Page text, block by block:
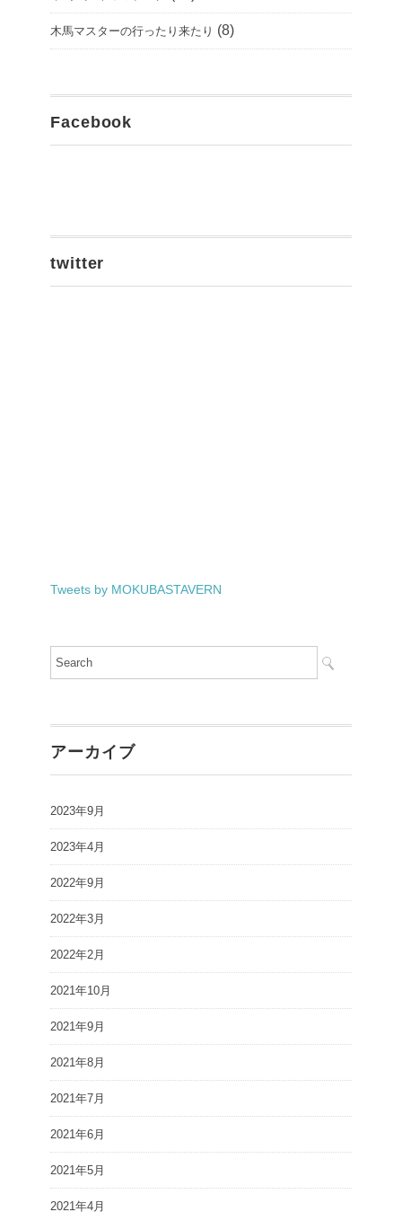
木馬マスターの行ったり来たり (8)
Facebook
twitter
Tweets by MOKUBASTAVERN
アーカイブ
2023年9月
2023年4月
2022年9月
2022年3月
2022年2月
2021年10月
2021年9月
2021年8月
2021年7月
2021年6月
2021年5月
2021年4月